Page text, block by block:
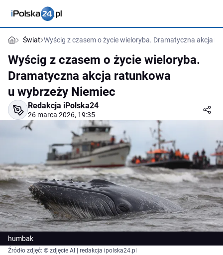
Świat Wyścig z czasem o życie wieloryba. Dramatyczna akcja
Wyścig z czasem o życie wieloryba.
Dramatyczna akcja ratunkowa
u wybrzeży Niemiec
Redakcja iPolska24
26 marca 2026, 19:35
humbak
Źródło zdjęć: © zdjęcie Al | redakcja ipolska24.pl